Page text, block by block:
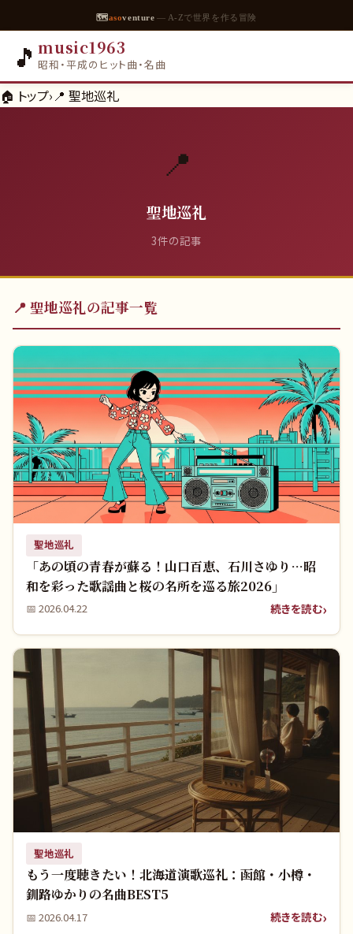
🗺asoventure — A-Zで世界を作る冒険
🎵 music1963
昭和・平成のヒット曲・名曲
🏠 トップ›📍 聖地巡礼
📍
聖地巡礼
3件の記事
📍 聖地巡礼の記事一覧
聖地巡礼
「あの頃の青春が蘇る！山口百恵、石川さゆり…昭
和を彩った歌謡曲と桜の名所を巡る旅2026」
📅 2026.04.22 続きを読む
聖地巡礼
もう一度聴きたい！北海道演歌巡礼：函館・小樽・
釧路ゆかりの名曲BEST5
📅 2026.04.17 続きを読む